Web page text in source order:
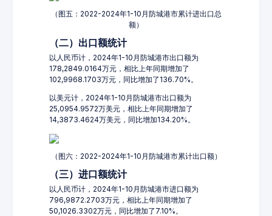
（图五：2022-2024年1-10月防城港市累计进出口总
额）
（二）出口额统计
以人民币计，2024年1-10月防城港市出口额为
178,2849.0164万元，相比上年同期增加了
102,9968.1703万元，同比增加了136.70%。
以美元计，2024年1-10月防城港市出口额为
25,0954.9572万美元，相比上年同期增加了
14,3873.4624万美元，同比增加134.20%。
（图六：2022-2024年1-10月防城港市累计出口额）
（三）进口额统计
以人民币计，2024年1-10月防城港市进口额为
796,9872.2703万元，相比上年同期增加了
50,1026.3302万元，同比增加了7.10%。